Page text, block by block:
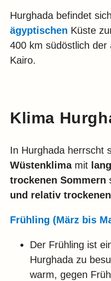
Hurghada befindet
ägyptischen Küste
400 km südöstlich
Kairo.
Klima
In Hurghada herrscht
Wüstenklimamit
trockenen Sommern
und relativ
Frühling (März bis
Der Frühling ist
Hurghada zu
warm, gegen